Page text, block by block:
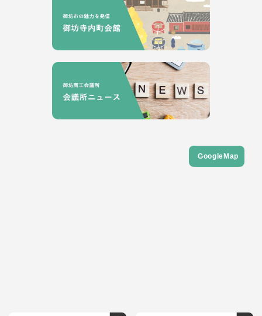
GoogleMap